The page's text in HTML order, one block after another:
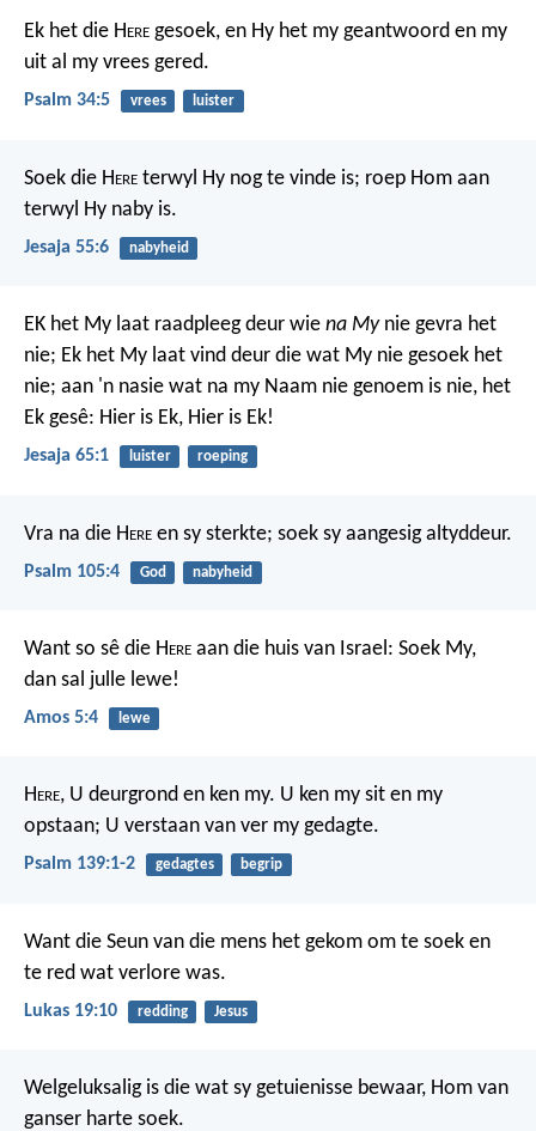
Ek het die Here gesoek, en Hy het my geantwoord en my
uit al my vrees gered.
Psalm 34:5 vrees luister
Soek die Here terwyl Hy nog te vinde is; roep Hom aan
terwyl Hy naby is.
Jesaja 55:6 nabyheid
EK het My laat raadpleeg deur wie na Mynie gevra het
nie; Ek het My laat vind deur die wat My nie gesoek het
nie; aan 'n nasie wat na my Naam nie genoem is nie, het
Ek gesê: Hier is Ek, Hier is Ek!
Jesaja 65:1 luister roeping
Vra na die Here en sy sterkte; soek sy aangesig altyddeur.
Psalm 105:4 God nabyheid
Want so sê die Here aan die huis van Israel: Soek My,
dan sal julle lewe!
Amos 5:4 lewe
Here, U deurgrond en ken my. U ken my sit en my
opstaan; U verstaan van ver my gedagte.
Psalm 139:1-2 gedagtes begrip
Want die Seun van die mens het gekom om te soek en
te red wat verlore was.
Lukas 19:10 redding Jesus
Welgeluksalig is die wat sy getuienisse bewaar, Hom van
ganser harte soek.